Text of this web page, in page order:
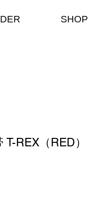
SHOP
REX（RED）